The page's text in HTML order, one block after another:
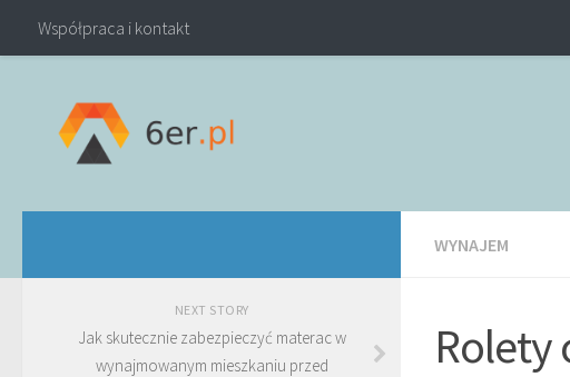
Współpraca i kontakt
WYNAJEM
Rolety
NEXT STORY
Jak skutecznie zabezpieczyć materac w
wynajmowanym mieszkaniu przed